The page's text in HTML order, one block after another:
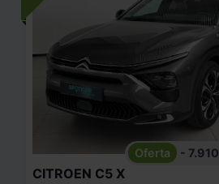
- 7.910
CITROEN C5 X